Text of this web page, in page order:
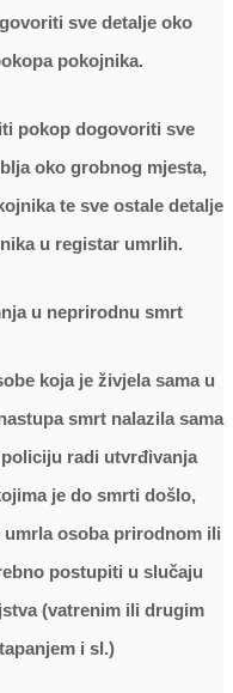
sve detalje oko
pokojnika.
pokop dogovoriti sve
oko grobnog mjesta,
te sve ostale detalje
u registar umrlih.
u neprirodnu smrt
koja je živjela sama u
smrt nalazila sama
radi utvrđivanja
je do smrti došlo,
osoba prirodnom ili
postupiti u slučaju
(vatrenim ili drugim
i sl.)